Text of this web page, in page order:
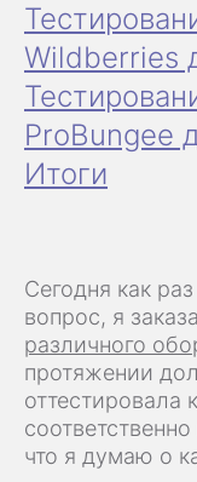
Wildberries
ProBungee
Итоги
Сегодня как
вопрос, я
различного
протяжении
оттестировала
что я думаю о